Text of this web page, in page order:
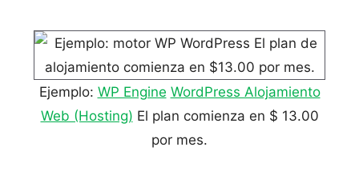
Ejemplo: WP Engine WordPress Alojamiento
Web (Hosting) El plan comienza en $ 13.00
por mes.